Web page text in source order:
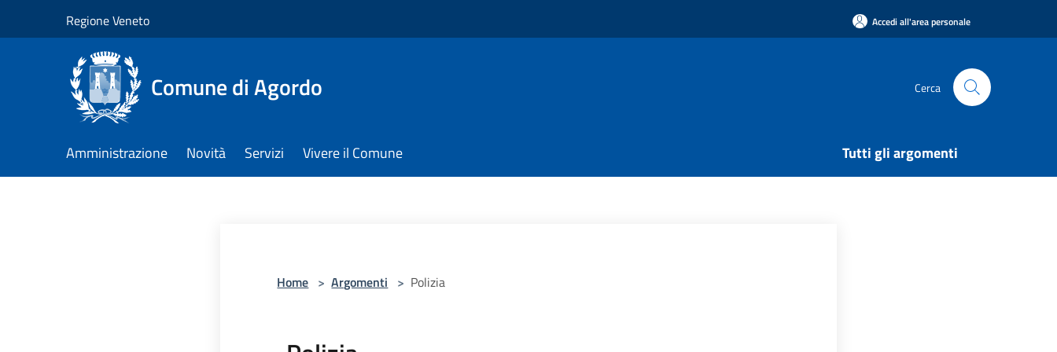
Regione Veneto Accedi all'area personale
Comune di Agordo Cerca
Amministrazione Novità Servizi Vivere il Comune Tutti gli argomenti
Home > Argomenti > Polizia